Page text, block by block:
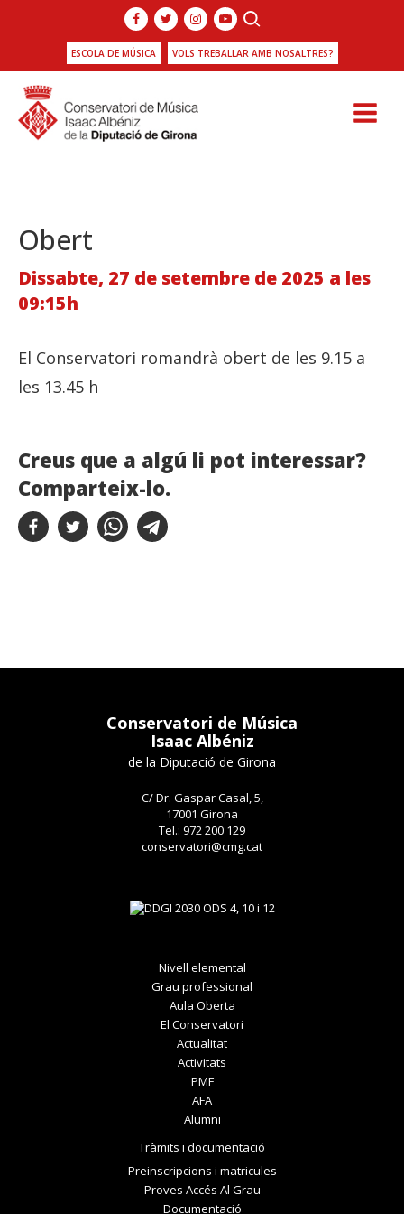
ESCOLA DE MÚSICA VOLS TREBALLAR AMB NOSALTRES?
Obert
Dissabte, 27 de setembre de 2025 a les
09:15h
El Conservatori romandrà obert de les 9.15 a
les 13.45 h
Creus que a algú li pot interessar?
Comparteix-lo.
Conservatori de Música
Isaac Albéniz
de la Diputació de Girona
C/ Dr. Gaspar Casal, 5,
17001 Girona
Tel.: 972 200 129
conservatori@cmg.cat
Nivell elemental
Grau professional
Aula Oberta
El Conservatori
Actualitat
Activitats
PMF
AFA
Alumni
Tràmits i documentació
Preinscripcions i matricules
Proves Accés Al Grau
Documentació